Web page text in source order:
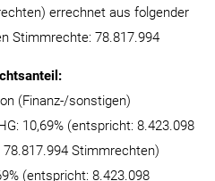
errechnet aus folgender
Stimmrechte: 78.817.994
(Finanz-/sonstigen)
10,69% (entspricht: 8.423.098
Stimmrechten)
(entspricht: 8.423.098